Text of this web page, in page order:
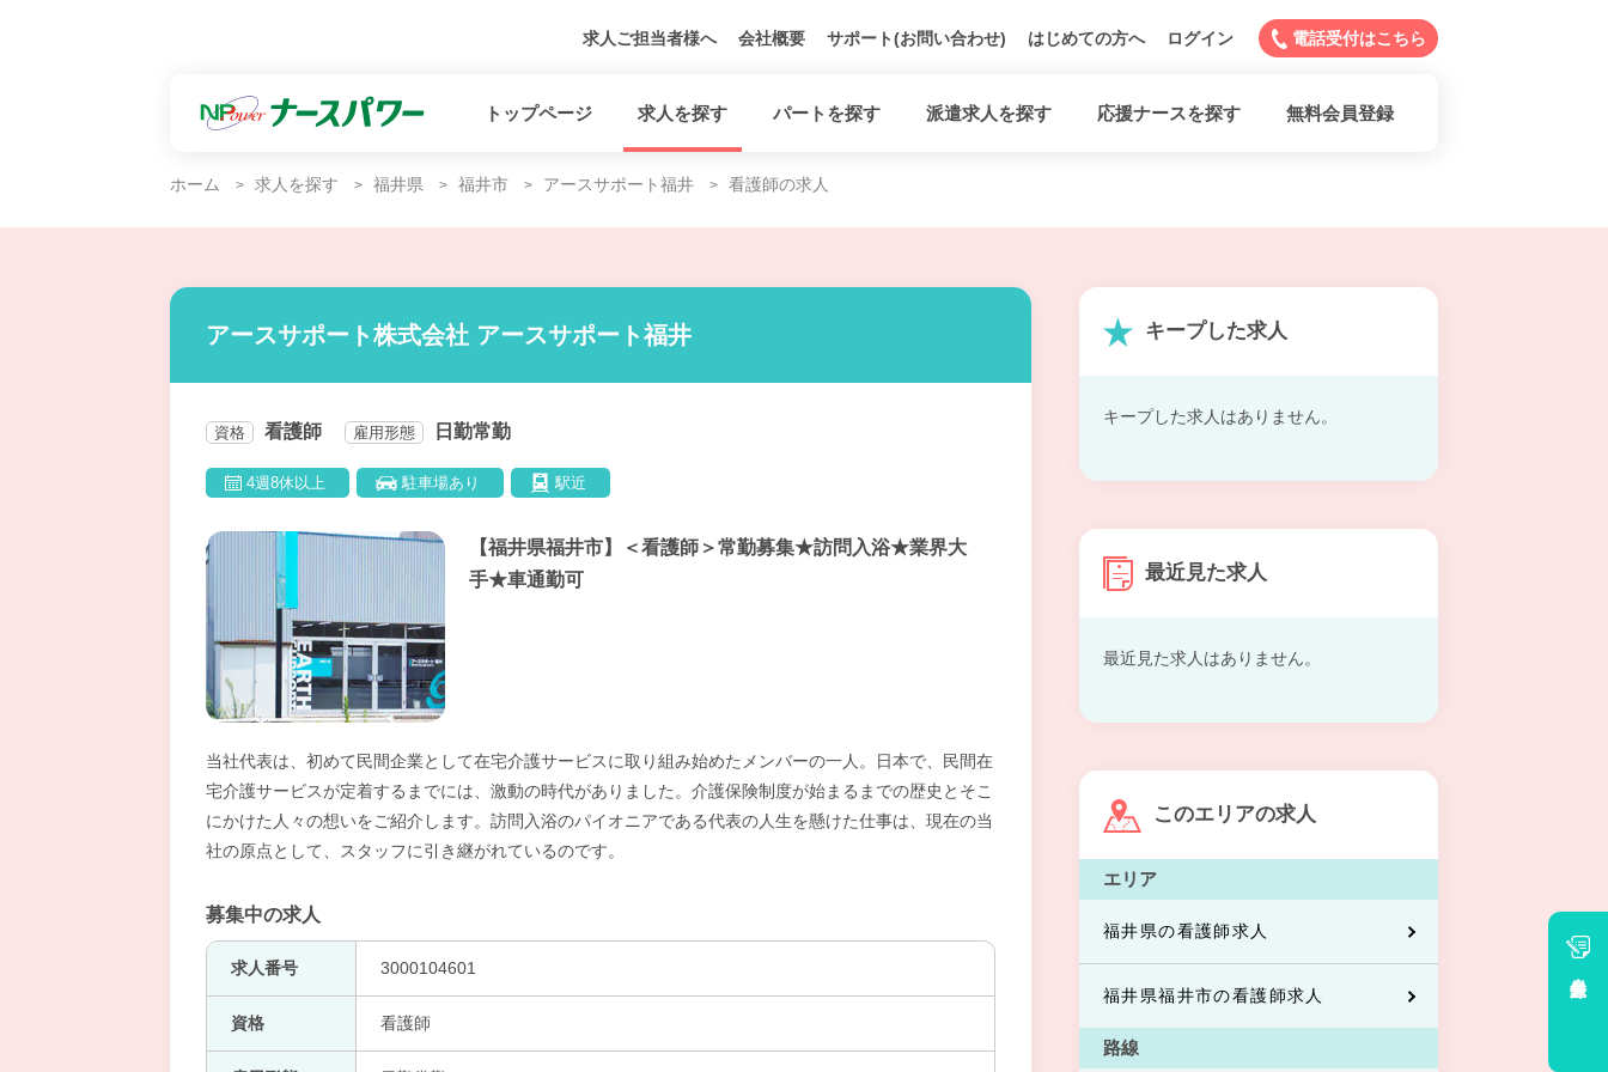
求人ご担当者様へ 会社概要 サポート(お問い合わせ) はじめての方へ ログイン 電話受付はこちら
トップページ 求人を探す パートを探す 派遣求人を探す 応援ナースを探す 無料会員登録
ホーム 求人を探す 福井県 福井市 アースサポート福井 看護師の求人
アースサポート株式会社 アースサポート福井
資格 看護師 雇用形態 日勤常勤
4週8休以上 駐車場あり 駅近
【福井県福井市】＜看護師＞常勤募集★訪問入浴★業界大
手★車通勤可
当社代表は、初めて民間企業として在宅介護サービスに取り組み始めたメンバーの一人。日本で、民間在
宅介護サービスが定着するまでには、激動の時代がありました。介護保険制度が始まるまでの歴史とそこ
にかけた人々の想いをご紹介します。訪問入浴のパイオニアである代表の人生を懸けた仕事は、現在の当
社の原点として、スタッフに引き継がれているのです。
募集中の求人
求人番号 3000104601
資格 看護師
キープした求人
キープした求人はありません。
最近見た求人
最近見た求人はありません。
このエリアの求人
エリア
福井県の看護師求人
福井県福井市の看護師求人
路線